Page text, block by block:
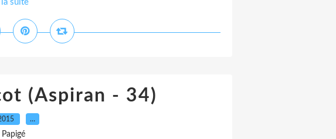
la suite
(Aspiran - 34)
…
Papigé